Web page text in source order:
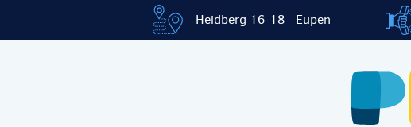
Heidberg 16-18 - Eupen